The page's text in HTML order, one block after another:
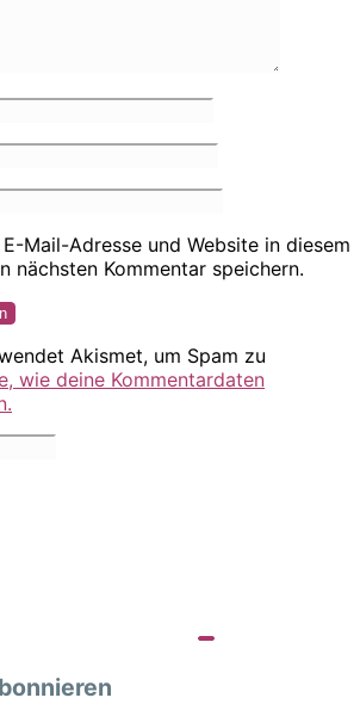
Mail-Adresse und Website in diesem
nächsten Kommentar speichern.
Akismet, um Spam zu
wie deine Kommentardaten